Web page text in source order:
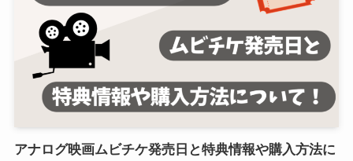
アナログ映画ムビチケ発売日と特典情報や購入方法に